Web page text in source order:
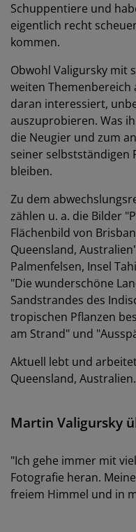
Schuppentiere und
eigentlich recht
kommen.
Obwohl Valigursky mit
weiten
daran interessiert,
auszuprobieren. Was
die Neugier und zum
seiner selbstständigen
bleiben.
Zu dem
zählen u. a. die Bilder
Flächenbild von
Queensland,
Palmenfelsen, Insel
"Die wunderschöne
Sandstrandes des
tropischen Pflanzen
am Strand" und
Aktuell lebt und
Queensland, Australien.
Martin Valigursky
"Ich gehe immer mit
Fotografie heran.
freiem Himmel und in